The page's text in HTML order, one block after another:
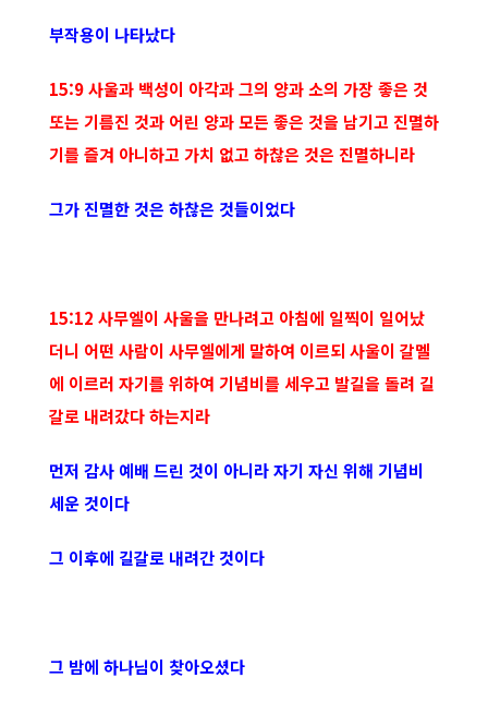
부작용이 나타났다
15:9 사울과 백성이 아각과 그의 양과 소의 가장 좋은 것
또는 기름진 것과 어린 양과 모든 좋은 것을 남기고 진멸하
기를 즐겨 아니하고 가치 없고 하찮은 것은 진멸하니라
그가 진멸한 것은 하찮은 것들이었다
15:12 사무엘이 사울을 만나려고 아침에 일찍이 일어났
더니 어떤 사람이 사무엘에게 말하여 이르되 사울이 갈멜
에 이르러 자기를 위하여 기념비를 세우고 발길을 돌려 길
갈로 내려갔다 하는지라
먼저 감사 예배 드린 것이 아니라 자기 자신 위해 기념비
세운 것이다
그 이후에 길갈로 내려간 것이다
그 밤에 하나님이 찾아오셨다